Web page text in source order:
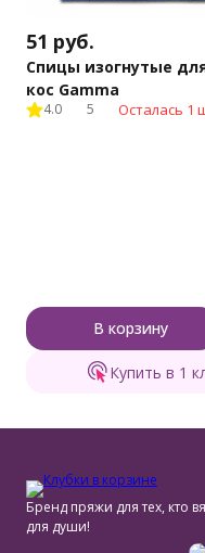
51 руб.
Спицы изогнутые
кос Gamma
4.0 5 Осталась 1
В корзину
Купить в 1
Бренд пряжи для тех, кто
для души!